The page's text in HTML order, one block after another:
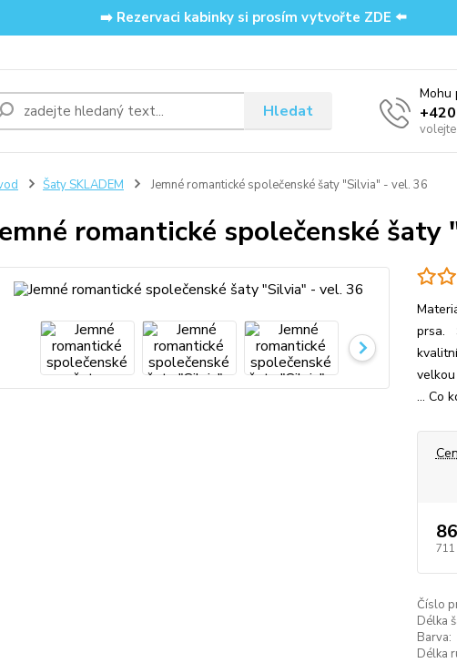
➡️ Rezervaci kabinky si prosím vytvořte ZDE ⬅️
Hledat
Mohu
Šaty SKLADEM Jemné romantické společenské šaty "Silvia" - vel. 36
romantické společenské
prsa.
... Co
711
Číslo
Délka
Barva:
Délka